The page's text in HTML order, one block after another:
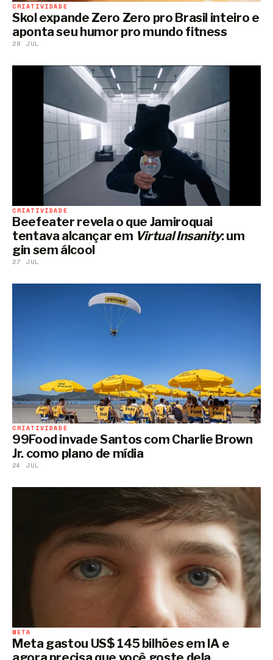
CRIATIVIDADE
Skol expande Zero Zero pro Brasil inteiro e
aponta seu humor pro mundo fitness
28 JUL
CRIATIVIDADE
Beefeater revela o que Jamiroquai
tentava alcançar em Virtual Insanity: um
gin sem álcool
27 JUL
CRIATIVIDADE
99Food invade Santos com Charlie Brown
Jr. como plano de mídia
24 JUL
META
Meta gastou US$ 145 bilhões em IA e